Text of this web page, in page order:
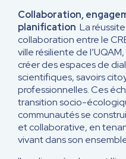
Collaboration,
planification La
collaboration entre le
ville résiliente de
créer des espaces de
scientifiques, savoirs
professionnelles. Ces
transition socio-
communautés se
et collaborative, en
vivant dans son